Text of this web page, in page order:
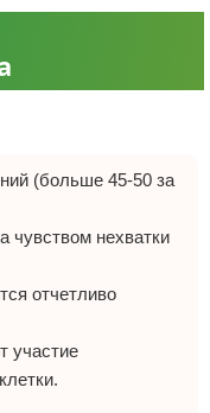
(больше 45-50 за
чувством нехватки
отчетливо
участие